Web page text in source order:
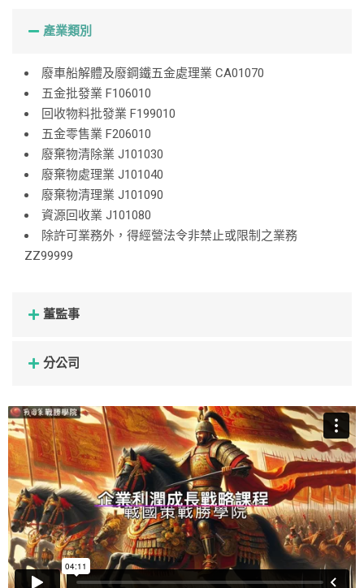
產業類別
廢車船解體及廢鋼鐵五金處理業 CA01070
五金批發業 F106010
回收物料批發業 F199010
五金零售業 F206010
廢棄物清除業 J101030
廢棄物處理業 J101040
廢棄物清理業 J101090
資源回收業 J101080
除許可業務外，得經營法令非禁止或限制之業務
ZZ99999
董監事
分公司